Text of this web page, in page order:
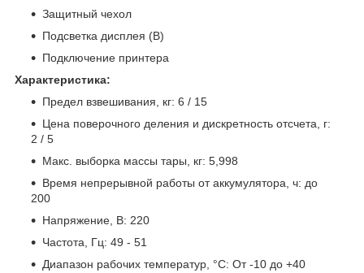
Защитный чехол
Подсветка дисплея (B)
Подключение принтера
Характеристика:
Предел взвешивания, кг: 6 / 15
Цена поверочного деления и дискретность отсчета, г:
2 / 5
Макс. выборка массы тары, кг: 5,998
Время непрерывной работы от аккумулятора, ч: до
200
Напряжение, В: 220
Частота, Гц: 49 - 51
Диапазон рабочих температур, °C: От -10 до +40